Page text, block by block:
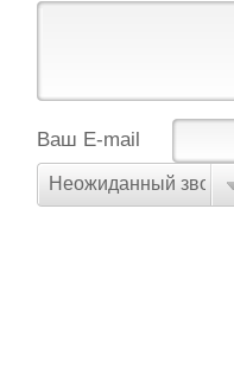
Ваш E-mail
Неожиданный